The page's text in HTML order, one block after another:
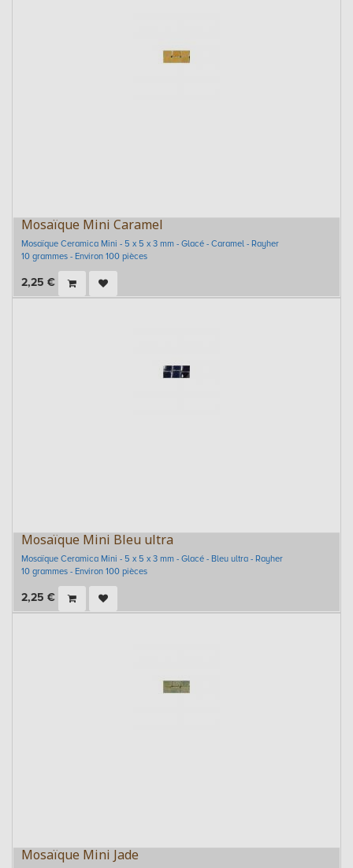
Mosaïque Mini Caramel
Mosaïque Ceramica Mini - 5 x 5 x 3 mm - Glacé - Caramel - Rayher
10 grammes - Environ 100 pièces
2,25 €
Mosaïque Mini Bleu ultra
Mosaïque Ceramica Mini - 5 x 5 x 3 mm - Glacé - Bleu ultra - Rayher
10 grammes - Environ 100 pièces
2,25 €
Mosaïque Mini Jade